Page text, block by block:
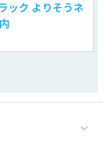
ック よりそうネ